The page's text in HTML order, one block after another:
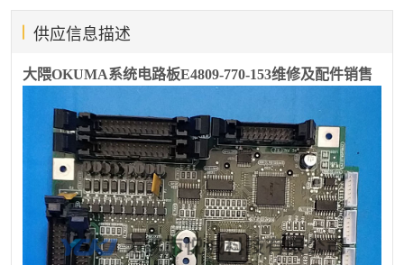
供应信息描述
大隈OKUMA系统电路板E4809-770-153维修及配件销售